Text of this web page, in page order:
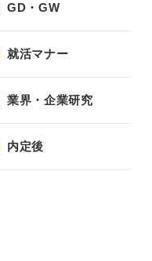
GD・GW
就活マナー
業界・企業研究
内定後